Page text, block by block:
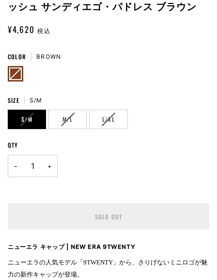
ッシュ サンディエゴ・パドレス ブラウン
¥4,620 税込
COLOR BROWN
BROWN
VARIANT
SOLD
OUT
SIZE S/M
S/MVARIANT
SOLD
UNAVAILABLE
M/LVARIANT
SOLD
L/XLVARIANT
SOLD
QTY
− +
SOLD OUT
ニューエラ キャップ | NEW ERA 9TWENTY
ニューエラの人気モデル「9TWENTY」から、さりげないミニロゴが魅
力の新作キャップが登場。